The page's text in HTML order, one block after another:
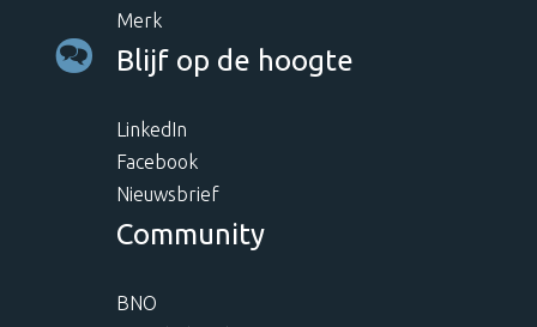
Merk
Blijf op de hoogte
LinkedIn
Facebook
Nieuwsbrief
Community
BNO